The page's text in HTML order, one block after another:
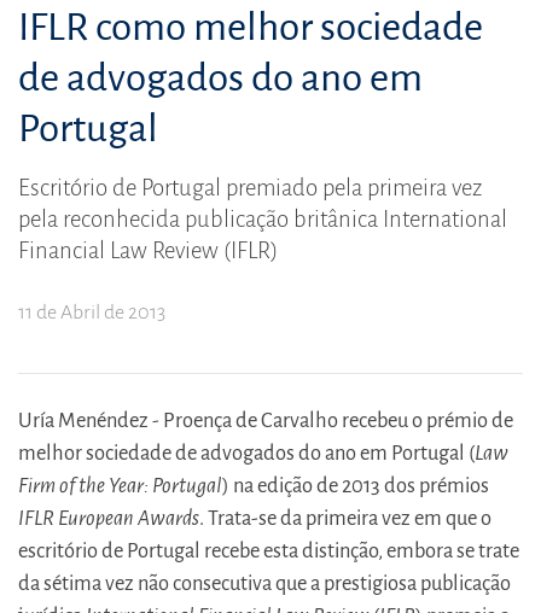
IFLR como melhor sociedade
de advogados do ano em
Portugal
Escritório de Portugal premiado pela primeira vez
pela reconhecida publicação britânica International
Financial Law Review (IFLR)
11 de Abril de 2013
Uría Menéndez - Proença de Carvalho recebeu o prémio de
melhor sociedade de advogados do ano em Portugal (Law
Firm of the Year: Portugal) na edição de 2013 dos prémios
IFLR European Awards. Trata-se da primeira vez em que o
escritório de Portugal recebe esta distinção, embora se trate
da sétima vez não consecutiva que a prestigiosa publicação